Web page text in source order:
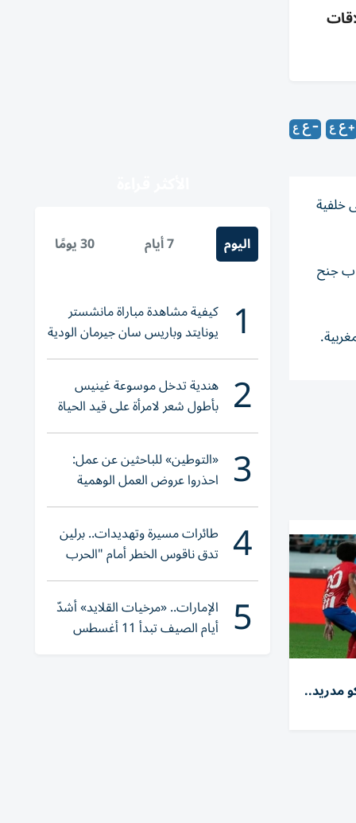
خلفية
جنح
مدريد..
اليوم 7 أيام 30 يومًا
1 كيفية مشاهدة مباراة مانشستر
يونايتد وباريس سان جيرمان الودية
والقنوات الناقلة
2 هندية تدخل موسوعة غينيس
بأطول شعر لامرأة على قيد الحياة
3 «التوطين» للباحثين عن عمل:
احذروا عروض العمل الوهمية
وتحققوا عبر «الباركود»
4 طائرات مسيرة وتهديدات.. برلين
تدق ناقوس الخطر أمام "الحرب
الهجينة"
5 الإمارات.. «مرخيات القلايد» أشدّ
أيام الصيف تبدأ 11 أغسطس